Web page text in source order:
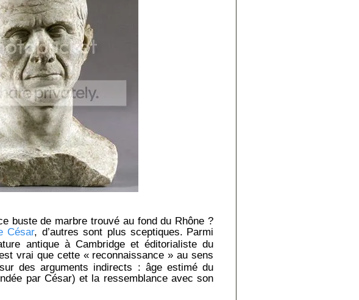
buste de marbre trouvé au fond du Rhône ?
César, d’autres sont plus sceptiques. Parmi
antique à Cambridge et éditorialiste du
vrai que cette « reconnaissance » au sens
des arguments indirects : âge estimé du
par César) et la ressemblance avec son